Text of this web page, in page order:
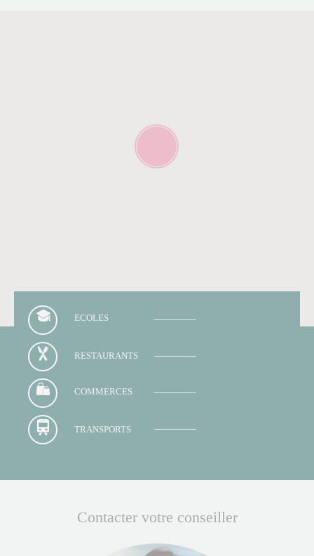
ECOLES
RESTAURANTS
COMMERCES
TRANSPORTS
Contacter votre conseiller